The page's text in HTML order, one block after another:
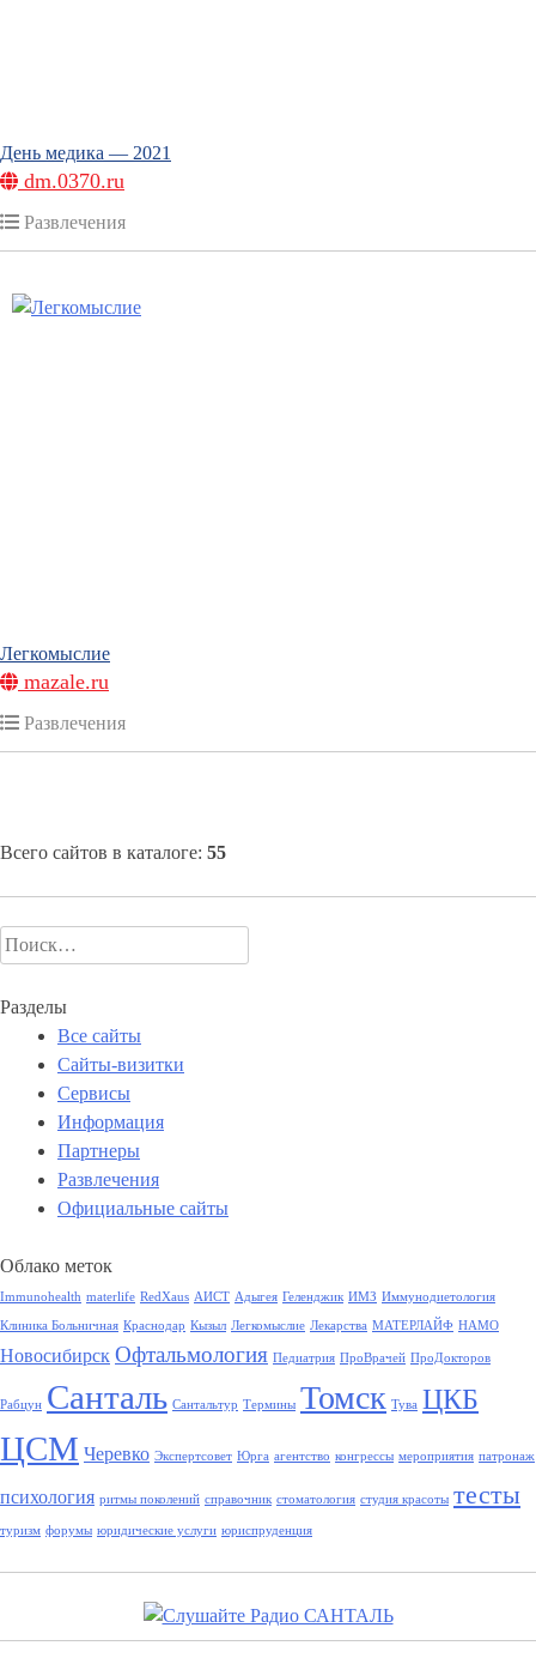
День медика — 2021
dm.0370.ru
Развлечения
Легкомыслие
mazale.ru
Развлечения
Всего сайтов в каталоге: 55
Найти:
Разделы
Все сайты
Сайты-визитки
Сервисы
Информация
Партнеры
Развлечения
Официальные сайты
Облако меток
Immunohealth materlife RedXaus АИСТ Адыгея Геленджик ИМЗ Иммунодиетология
Клиника Больничная Краснодар Кызыл Легкомыслие Лекарства МАТЕРЛАЙФ НАМО
Новосибирск Офтальмология Педиатрия ПроВрачей ПроДокторов
Рабцун Санталь Сантальтур Термины Томск Тува ЦКБ
ЦСМ Черевко Экспертсовет Юрга агентство конгрессы мероприятия патронаж
психология ритмы поколений справочник стоматология студия красоты тесты
туризм форумы юридические услуги юриспруденция